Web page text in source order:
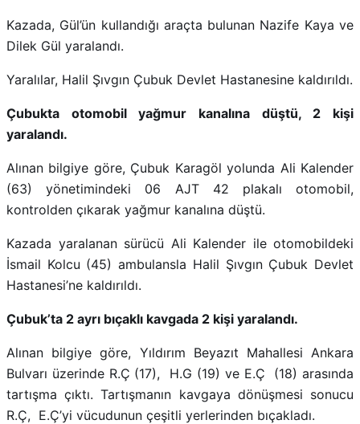
Kazada, Gül’ün kullandığı araçta bulunan Nazife Kaya ve
Dilek Gül yaralandı.
Yaralılar, Halil Şıvgın Çubuk Devlet Hastanesine kaldırıldı.
Çubukta otomobil yağmur kanalına düştü, 2 kişi
yaralandı.
Alınan bilgiye göre, Çubuk Karagöl yolunda Ali Kalender
(63) yönetimindeki 06 AJT 42 plakalı otomobil,
kontrolden çıkarak yağmur kanalına düştü.
Kazada yaralanan sürücü Ali Kalender ile otomobildeki
İsmail Kolcu (45) ambulansla Halil Şıvgın Çubuk Devlet
Hastanesi’ne kaldırıldı.
Çubuk’ta 2 ayrı bıçaklı kavgada 2 kişi yaralandı.
Alınan bilgiye göre, Yıldırım Beyazıt Mahallesi Ankara
Bulvarı üzerinde R.Ç (17), H.G (19) ve E.Ç (18) arasında
tartışma çıktı. Tartışmanın kavgaya dönüşmesi sonucu
R.Ç, E.Ç’yi vücudunun çeşitli yerlerinden bıçakladı.